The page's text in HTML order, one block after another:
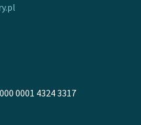
0001 4324 3317